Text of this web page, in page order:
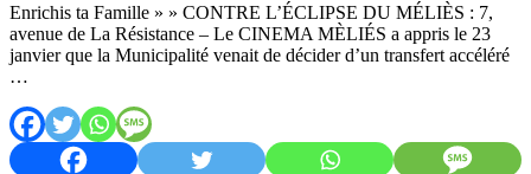
Enrichis ta Famille » » CONTRE L’ÉCLIPSE DU MÉLIÈS : 7,
avenue de La Résistance – Le CINEMA MÈLIÉS a appris le 23
janvier que la Municipalité venait de décider d’un transfert accéléré
…